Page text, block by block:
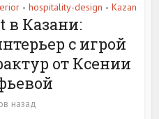
• hospitality-design • Kazan
в Казани:
с игрой
от Ксении
назад